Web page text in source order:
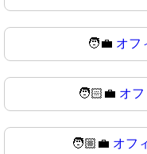
🧑‍💼 オフ
🧑🏻‍💼 オ
🧑🏼‍💼 オフ